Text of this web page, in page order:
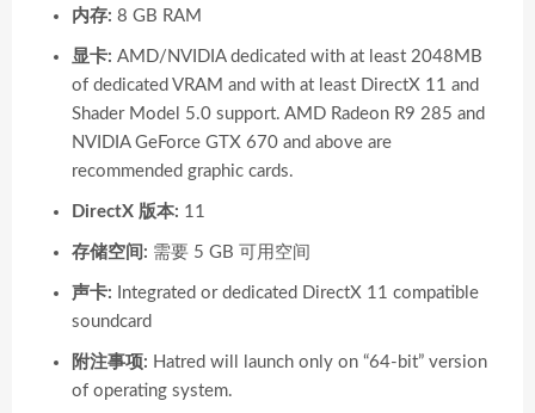
内存: 8 GB RAM
显卡: AMD/NVIDIA dedicated with at least 2048MB
of dedicated VRAM and with at least DirectX 11 and
Shader Model 5.0 support. AMD Radeon R9 285 and
NVIDIA GeForce GTX 670 and above are
recommended graphic cards.
DirectX 版本: 11
存储空间: 需要 5 GB 可用空间
声卡: Integrated or dedicated DirectX 11 compatible
soundcard
附注事项: Hatred will launch only on “64-bit” version
of operating system.